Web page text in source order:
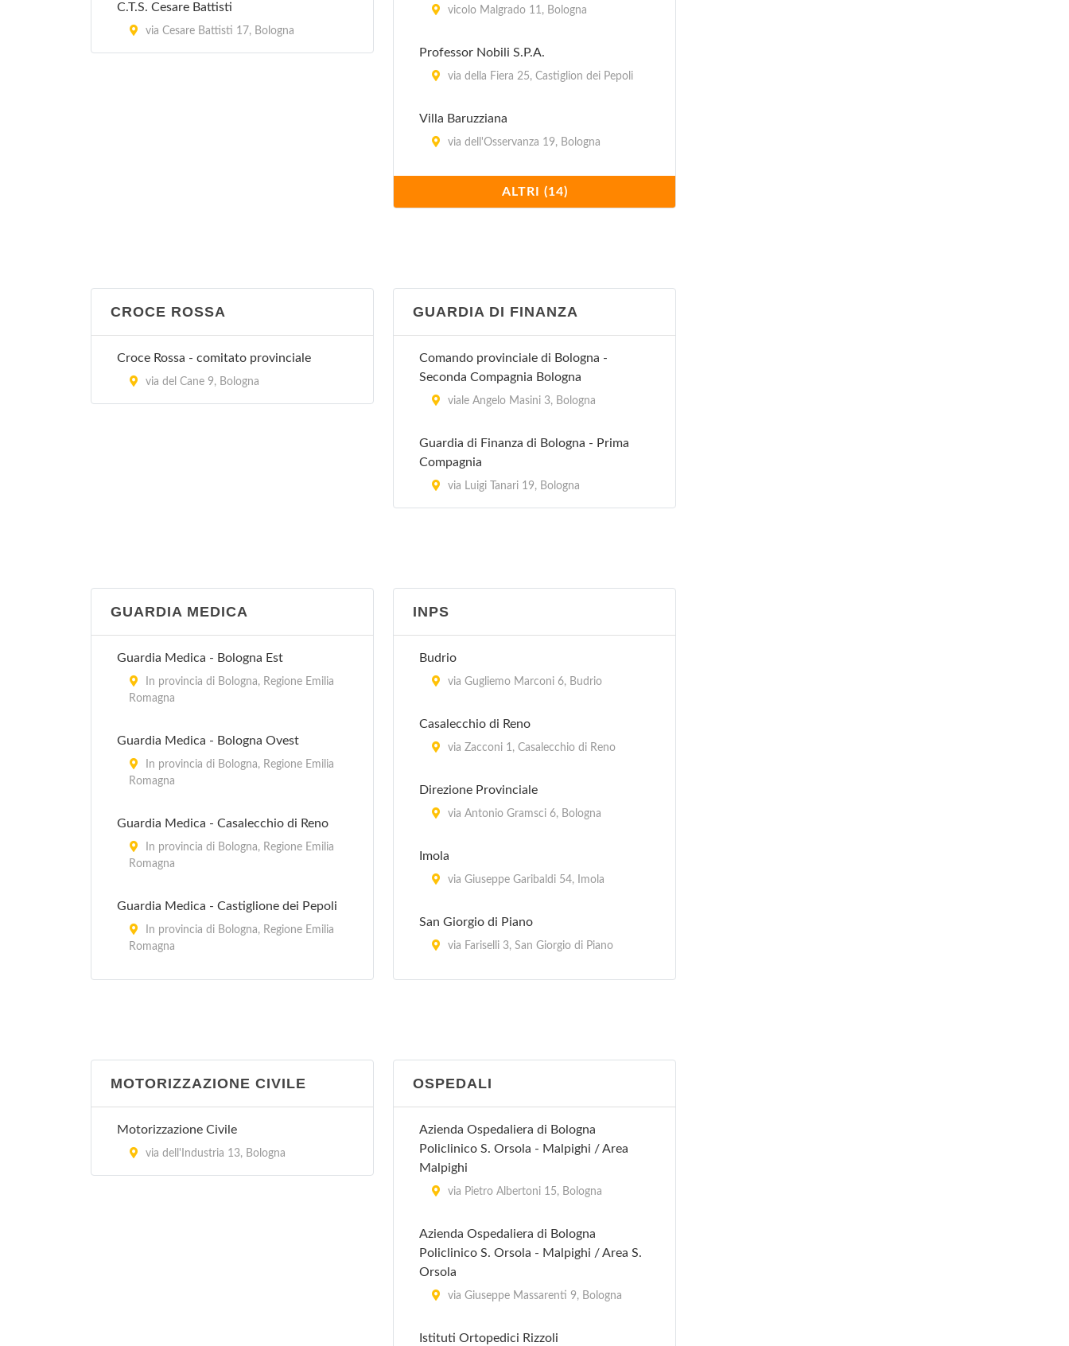
C.T.S. Cesare Battisti
via Cesare Battisti 17, Bologna
vicolo Malgrado 11, Bologna
Professor Nobili S.P.A.
via della Fiera 25, Castiglion dei Pepoli
Villa Baruzziana
via dell'Osservanza 19, Bologna
via Bellombra 24, Bologna
Villa Erbosa
Villa Laura
via Emilia Levante 137, Bologna
Villa Regina
ALTRI (14)
CROCE ROSSA
Croce Rossa - comitato provinciale
via del Cane 9, Bologna
GUARDIA DI FINANZA
Comando provinciale di Bologna -
Seconda Compagnia Bologna
viale Angelo Masini 3, Bologna
Guardia di Finanza di Bologna - Prima
Compagnia
via Luigi Tanari 19, Bologna
GUARDIA MEDICA
Guardia Medica - Bologna Est
In provincia di Bologna, Regione Emilia
Romagna
Guardia Medica - Bologna Ovest
In provincia di Bologna, Regione Emilia
Romagna
Guardia Medica - Casalecchio di Reno
In provincia di Bologna, Regione Emilia
Romagna
Guardia Medica - Castiglione dei Pepoli
In provincia di Bologna, Regione Emilia
Romagna
Guardia Medica - Sasso Marconi
via Porrettana 216, Sasso Marconi
INPS
Budrio
via Gugliemo Marconi 6, Budrio
Casalecchio di Reno
via Zacconi 1, Casalecchio di Reno
Direzione Provinciale
via Antonio Gramsci 6, Bologna
Imola
via Giuseppe Garibaldi 54, Imola
San Giorgio di Piano
via Fariselli 3, San Giorgio di Piano
Vergato
via Papa Giovanni XXIII 12, Vergato
MOTORIZZAZIONE CIVILE
Motorizzazione Civile
via dell'Industria 13, Bologna
OSPEDALI
Azienda Ospedaliera di Bologna
Policlinico S. Orsola - Malpighi / Area
Malpighi
via Pietro Albertoni 15, Bologna
Azienda Ospedaliera di Bologna
Policlinico S. Orsola - Malpighi / Area S.
Orsola
via Giuseppe Massarenti 9, Bologna
Istituti Ortopedici Rizzoli